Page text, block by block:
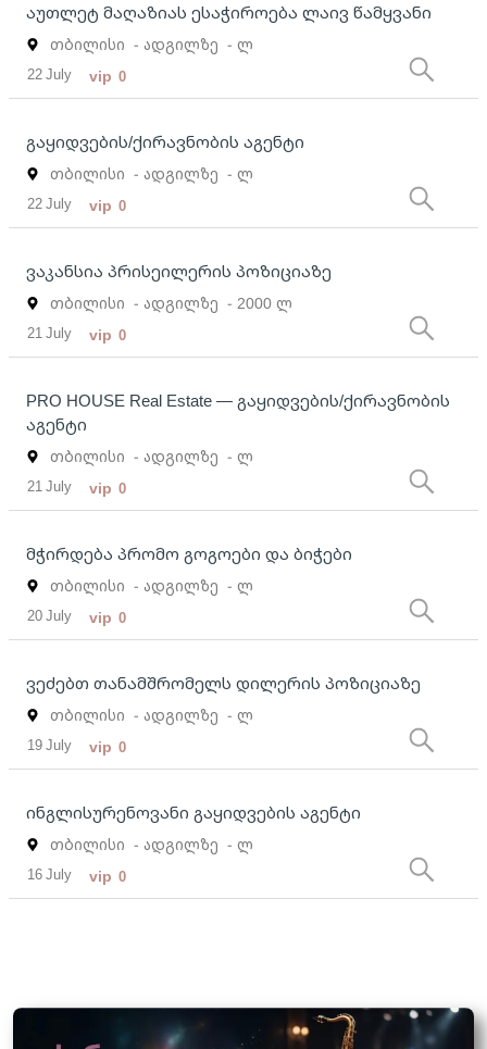
აუთლეტ მაღაზიას ესაჭიროება ლაივ წამყვანი
თბილისი - ადგილზე - ლ
22 July vip 0
გაყიდვების/ქირავნობის აგენტი
თბილისი - ადგილზე - ლ
22 July vip 0
ვაკანსია პრისეილერის პოზიციაზე
თბილისი - ადგილზე - 2000 ლ
21 July vip 0
PRO HOUSE Real Estate — გაყიდვების/ქირავნობის
აგენტი
თბილისი - ადგილზე - ლ
21 July vip 0
მჭირდება პრომო გოგოები და ბიჭები
თბილისი - ადგილზე - ლ
20 July vip 0
ვეძებთ თანამშრომელს დილერის პოზიციაზე
თბილისი - ადგილზე - ლ
19 July vip 0
ინგლისურენოვანი გაყიდვების აგენტი
თბილისი - ადგილზე - ლ
16 July vip 0